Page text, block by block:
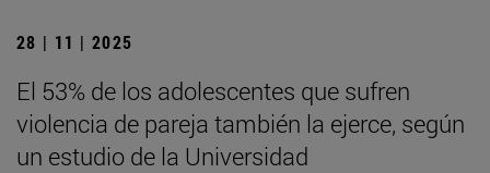
28 | 11 | 2025
El 53% de los adolescentes que sufren
violencia de pareja también la ejerce, según
un estudio de la Universidad